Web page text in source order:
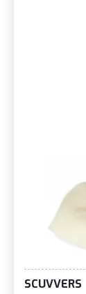
SCUVVERS